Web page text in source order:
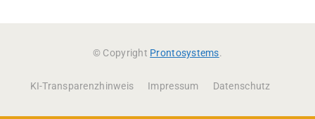
© Copyright Prontosystems.
KI-Transparenzhinweis Impressum Datenschutz